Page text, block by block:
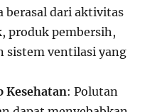
berasal dari aktivitas
produk pembersih,
sistem ventilasi yang
Kesehatan: Polutan